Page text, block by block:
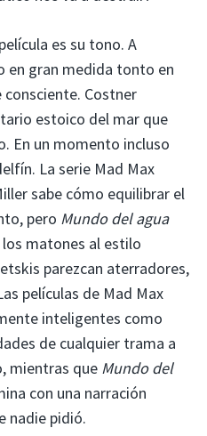
es su tono. A
en gran medida tonto en
consciente. Costner
estoico del mar que
En un momento incluso
La serie Mad Max
sabe cómo equilibrar el
pero Mundo del agua
matones al estilo
parezcan aterradores,
películas de Mad Max
inteligentes como
de cualquier trama a
mientras que Mundo del
con una narración
nadie pidió.